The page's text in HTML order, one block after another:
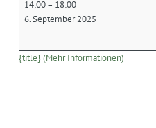
14:00– 18:00
6. September 2025
{title} (Mehr Informationen)